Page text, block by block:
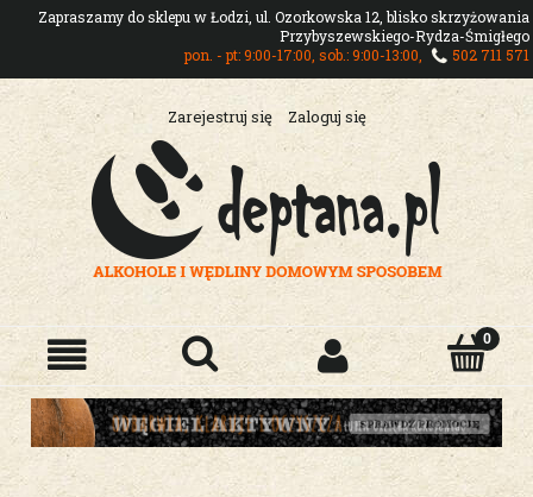
Zapraszamy do sklepu w Łodzi, ul. Ozorkowska 12, blisko skrzyżowania
Przybyszewskiego-Rydza-Śmigłego
pon. - pt: 9:00-17:00, sob.: 9:00-13:00,
502 711 571
Zarejestruj się Zaloguj się